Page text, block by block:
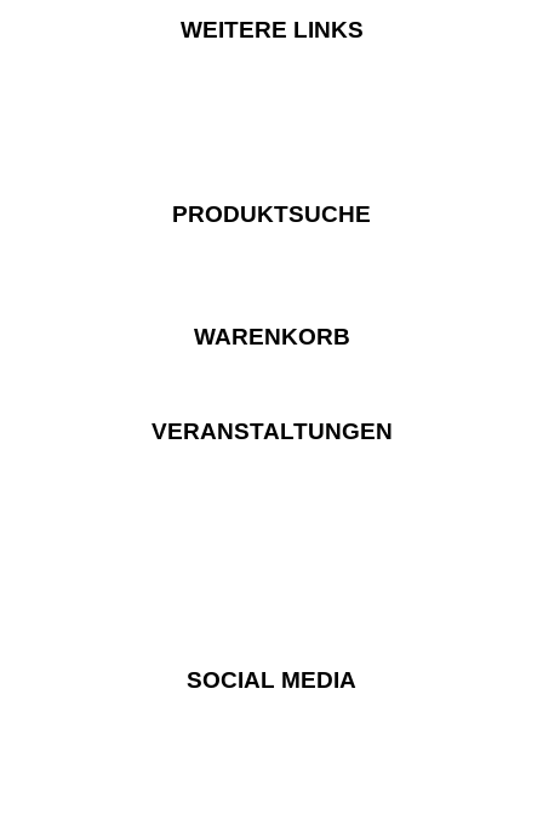
WEITERE LINKS
PRODUKTSUCHE
WARENKORB
VERANSTALTUNGEN
SOCIAL MEDIA